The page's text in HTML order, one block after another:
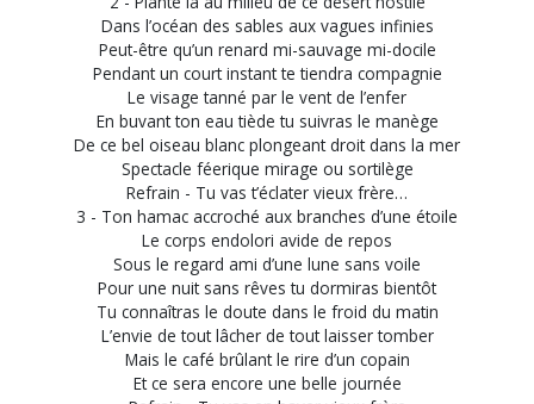
Dans l’océan des sables aux vagues infinies
Peut-être qu’un renard mi-sauvage mi-docile
Pendant un court instant te tiendra compagnie
Le visage tanné par le vent de l’enfer
En buvant ton eau tiède tu suivras le manège
De ce bel oiseau blanc plongeant droit dans la mer
Spectacle féerique mirage ou sortilège
Refrain - Tu vas t’éclater vieux frère…
3 - Ton hamac accroché aux branches d’une étoile
Le corps endolori avide de repos
Sous le regard ami d’une lune sans voile
Pour une nuit sans rêves tu dormiras bientôt
Tu connaîtras le doute dans le froid du matin
L’envie de tout lâcher de tout laisser tomber
Mais le café brûlant le rire d’un copain
Et ce sera encore une belle journée